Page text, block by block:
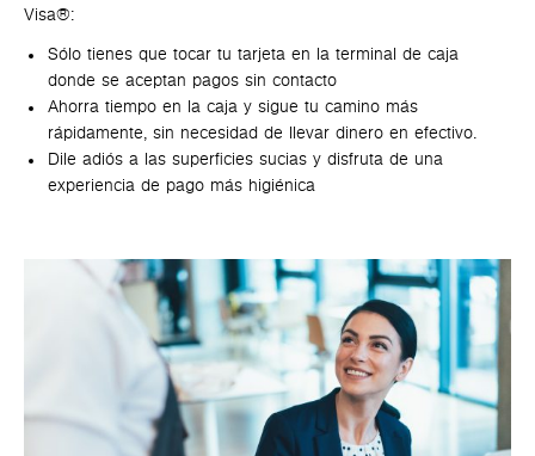
Visa®:
Sólo tienes que tocar tu tarjeta en la terminal de caja
donde se aceptan pagos sin contacto
Ahorra tiempo en la caja y sigue tu camino más
rápidamente, sin necesidad de llevar dinero en efectivo.
Dile adiós a las superficies sucias y disfruta de una
experiencia de pago más higiénica